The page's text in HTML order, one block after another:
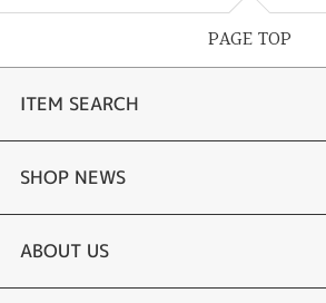
PAGE TOP
ITEM SEARCH
婚約指輪 結婚指輪
ラボグロウンダイヤモンド婚約指輪
SHOP NEWS
商品一覧
ABOUT US